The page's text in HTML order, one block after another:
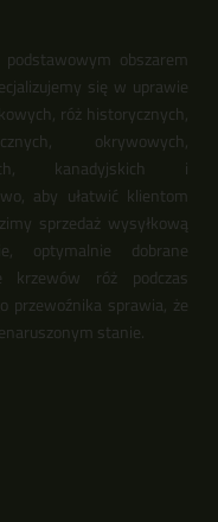
obszarem
się w uprawie
róż historycznych,
okrywowych,
kanadyjskich i
aby ułatwić klientom
sprzedaż wysyłkową
optymalnie dobrane
krzewów róż podczas
przewoźnika sprawia, że
stanie.